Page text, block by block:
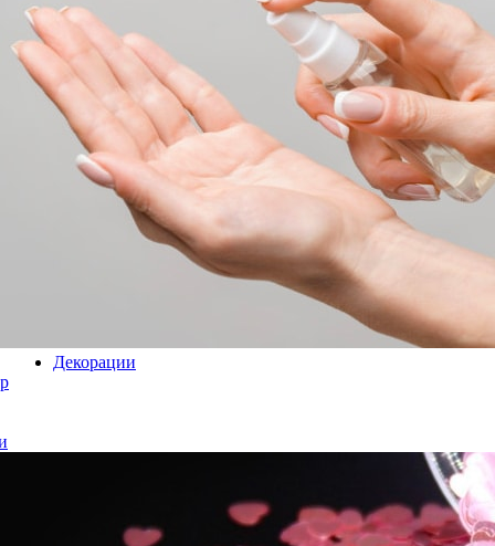
Декорации